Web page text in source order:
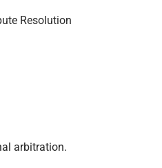
Resolution
arbitration.